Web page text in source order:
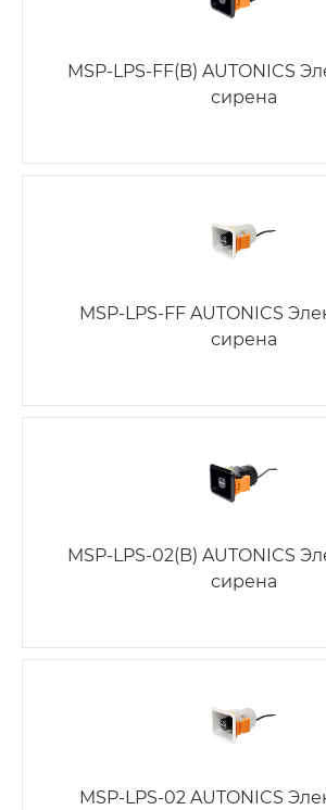
MSP-LPS-FF(B) AUTONICS
сирена
MSP-LPS-FF AUTONICS
сирена
MSP-LPS-02(B) AUTONICS
сирена
MSP-LPS-02 AUTONICS